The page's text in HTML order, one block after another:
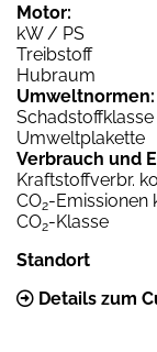
Motor:
kW / PS
Treibstoff
Hubraum
Umweltnormen:
Schadstoffklasse
Umweltplakette
Verbrauch und
Kraftstoffverbr.
CO2-Emissionen
CO2-Klasse
Standort
Details zum